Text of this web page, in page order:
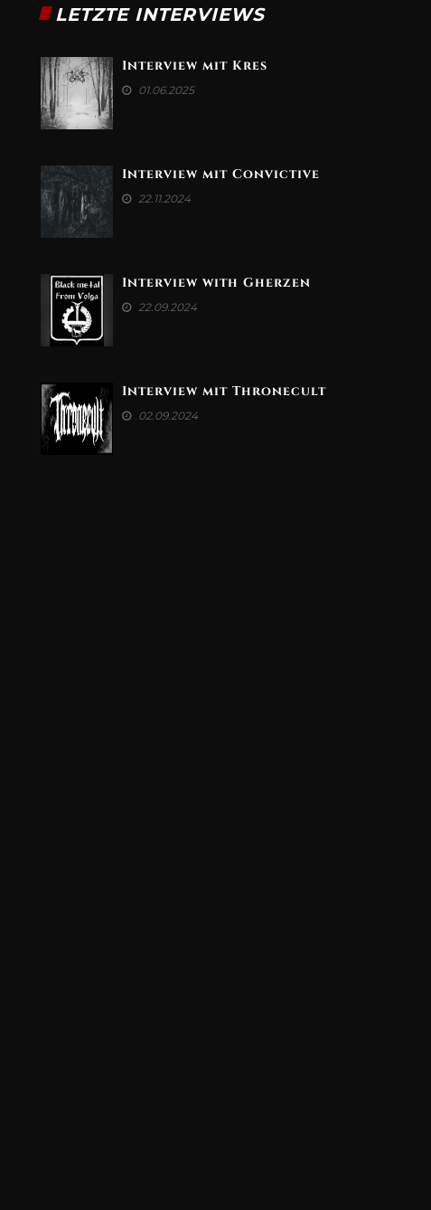
LETZTE INTERVIEWS
Interview mit Kres
01.06.2025
Interview mit Convictive
22.11.2024
Interview with Gherzen
22.09.2024
Interview mit Thronecult
02.09.2024